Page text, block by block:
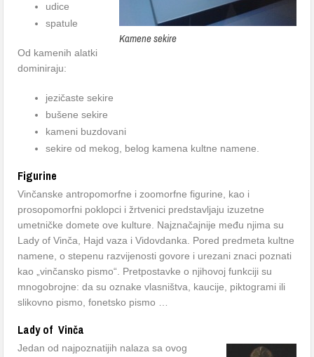
Kamene sekire
udice
spatule
Od kamenih alatki
dominiraju:
jezičaste sekire
bušene sekire
kameni buzdovani
sekire od mekog, belog kamena kultne namene.
Figurine
Vinčanske antropomorfne i zoomorfne figurine, kao i
prosopomorfni poklopci i žrtvenici predstavljaju izuzetne
umetničke domete ove kulture. Najznačajnije među njima su
Lady of Vinča, Hajd vaza i Vidovdanka. Pored predmeta kultne
namene, o stepenu razvijenosti govore i urezani znaci poznati
kao „vinčansko pismo“. Pretpostavke o njihovoj funkciji su
mnogobrojne: da su oznake vlasništva, kaucije, piktogrami ili
slikovno pismo, fonetsko pismo …
Lady of Vinča
Jedan od najpoznatijih nalaza sa ovog